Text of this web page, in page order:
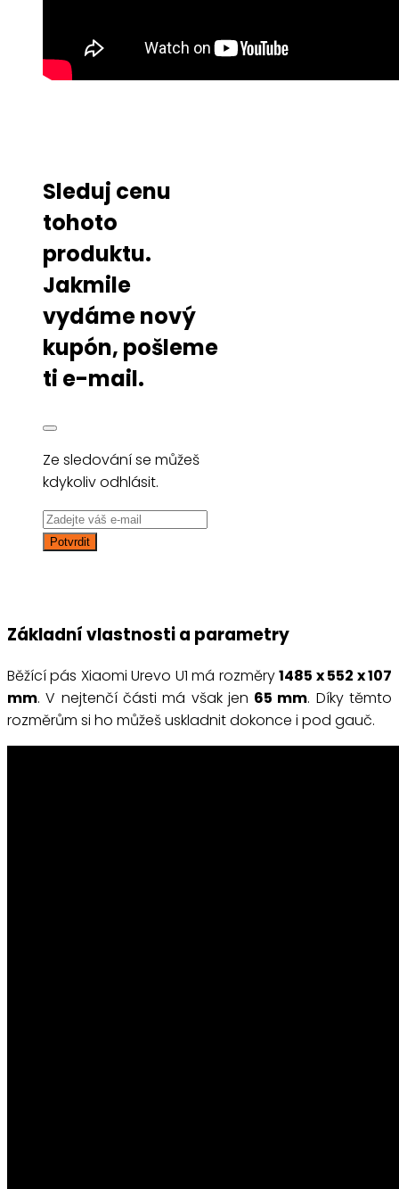
Sleduj cenu
tohoto
produktu.
Jakmile
vydáme nový
kupón, pošleme
ti e-mail.
Ze sledování se můžeš
kdykoliv odhlásit.
Základní vlastnosti a parametry
Běžící pás Xiaomi Urevo U1 má rozměry1485 x 552 x 107
mm. V nejtenčí části má však jen 65 mm. Díky těmto
rozměrům si ho můžeš uskladnit dokonce i pod gauč.